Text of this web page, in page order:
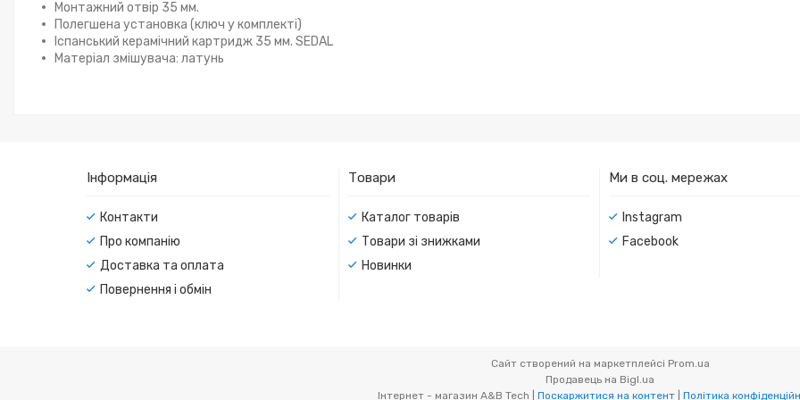
Монтажний отвір 35 мм.
Полегшена установка (ключ у комплекті)
Іспанський керамічний картридж 35 мм. SEDAL
Матеріал змішувача: латунь
Інформація
Контакти
Про компанію
Доставка та оплата
Повернення і обмін
Товари
Каталог товарів
Товари зі знижками
Новинки
Ми в соц. мережах
Instagram
Facebook
Сайт створений на маркетплейсі Prom.ua
Продавець на Bigl.ua
Поскаржитися на контент Політика